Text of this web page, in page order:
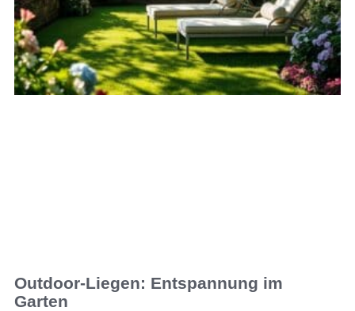
Outdoor-Liegen: Entspannung im
Garten